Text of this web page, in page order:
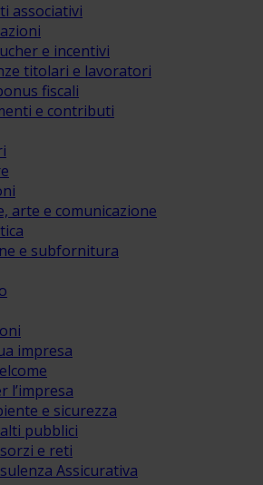
associativi
e incentivi
titolari e lavoratori
fiscali
e contributi
arte e comunicazione
e subfornitura
impresa
l’impresa
e sicurezza
pubblici
e reti
Assicurativa